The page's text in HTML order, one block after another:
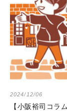
2024/12/06
【小阪裕司コラ